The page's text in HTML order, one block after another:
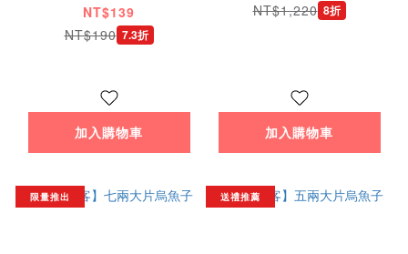
NT$139
NT$190 7.3折
加入購物車
NT$1,220 8折
加入購物車
限量推出 送禮推薦